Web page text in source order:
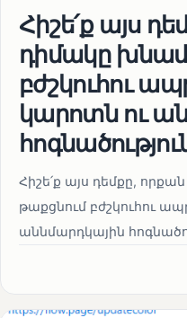
Հիշե՛ք այս
դիմակը
բժշկուհու
կարոտն ու
Հիշե՛ք այս դեմքը,
թաքցնում բժշկուհու
աննմարդկային